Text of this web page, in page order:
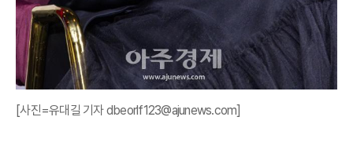
[사진=유대길 기자 dbeorlf123@ajunews.com]